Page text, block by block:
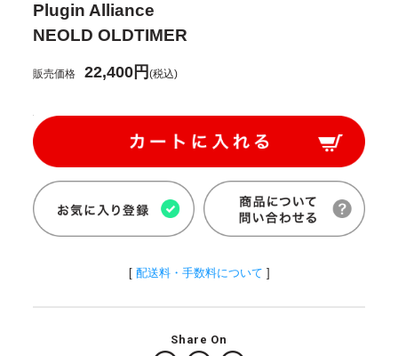
Plugin Alliance
NEOLD OLDTIMER
販売価格 22,400円(税込)
[ 配送料・手数料について ]
Share On